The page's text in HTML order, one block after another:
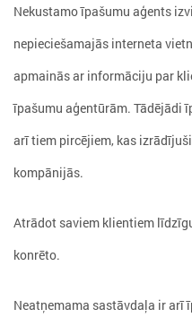
Nekustamo īpašumu aģents
nepieciešamajās interneta
apmainās ar informāciju par
īpašumu aģentūrām. Tādējādi
arī tiem pircējiem, kas
kompānijās.
Atrādot saviem klientiem
konrēto.
Neatņemama sastāvdaļa ir arī